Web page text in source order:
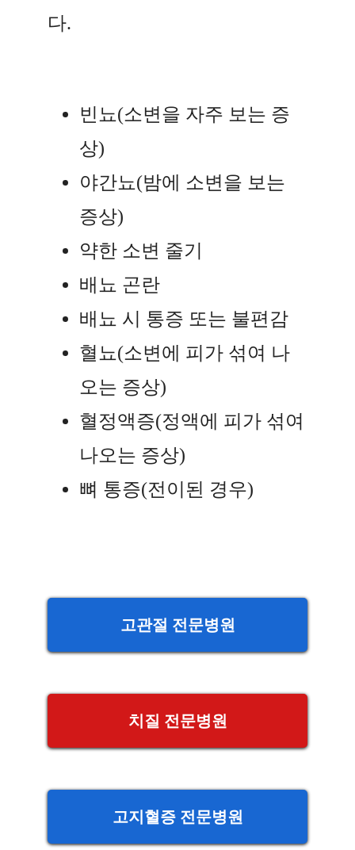
다.
빈뇨(소변을 자주 보는 증
상)
야간뇨(밤에 소변을 보는
증상)
약한 소변 줄기
배뇨 곤란
배뇨 시 통증 또는 불편감
혈뇨(소변에 피가 섞여 나
오는 증상)
혈정액증(정액에 피가 섞여
나오는 증상)
뼈 통증(전이된 경우)
고관절 전문병원
치질 전문병원
고지혈증 전문병원